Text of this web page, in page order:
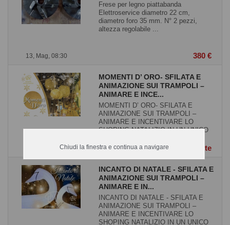
13, Mag, 08:30
Frese per legno piattabanda
Elettroservice diametro 22 cm,
diametro foro 35 mm. N° 2 pezzi,
altezza regolabile ...
380 €
12, Mag, 12:32
MOMENTI D’ ORO- SFILATA E
ANIMAZIONE SUI TRAMPOLI –
ANIMARE E INCE...
MOMENTI D’ ORO- SFILATA E
ANIMAZIONE SUI TRAMPOLI –
ANIMARE E INCENTIVARE LO
SHOPING NATALIZIO IN UN UNICO
Contatta l`utente
INCANTO DI NATALE - SFILATA E
ANIMAZIONE SUI TRAMPOLI –
ANIMARE E IN...
INCANTO DI NATALE - SFILATA E
ANIMAZIONE SUI TRAMPOLI –
ANIMARE E INCENTIVARE LO
SHOPING NATALIZIO IN UN UNICO
Chiudi la finestra e continua a navigare